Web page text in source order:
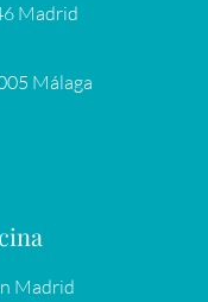
Madrid
Málaga
Madrid